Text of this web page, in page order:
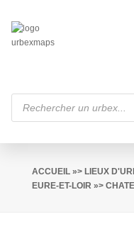
Recherche
produits
ACCUEIL»> LIEUX
EURE-ET-LOIR »>